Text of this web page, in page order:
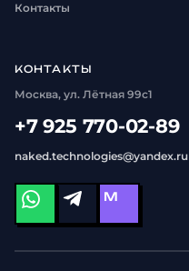
Контакты
КОНТАКТЫ
Москва, ул. Лётная 99с1
+7 925 770-02-89
naked.technologies@yandex.ru
M